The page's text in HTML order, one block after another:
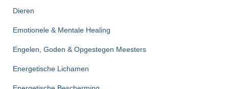
Dieren
Emotionele & Mentale Healing
Engelen, Goden & Opgestegen Meesters
Energetische Lichamen